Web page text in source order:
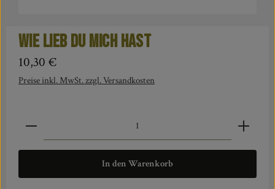
Wie lieb du mich hast
Regulärer Preis:
10,30 €
Preise inkl. MwSt. zzgl. Versandkosten
Produkt Anzahl: Gib den gewünschten Wert ein oder
In den Warenkorb